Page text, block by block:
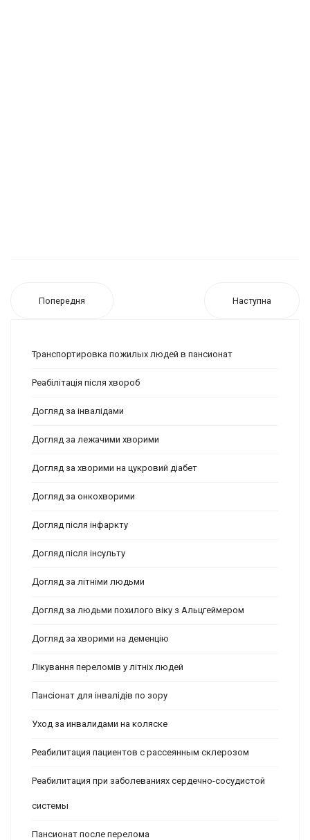
Попередня Наступна
Транспортировка пожилых людей в пансионат
Реабілітація після хвороб
Догляд за інвалідами
Догляд за лежачими хворими
Догляд за хворими на цукровий діабет
Догляд за онкохворими
Догляд після інфаркту
Догляд після інсульту
Догляд за літніми людьми
Догляд за людьми похилого віку з Альцгеймером
Догляд за хворими на деменцію
Лікування переломів у літніх людей
Пансіонат для інвалідів по зору
Уход за инвалидами на коляске
Реабилитация пациентов с рассеянным склерозом
Реабилитация при заболеваниях сердечно-сосудистой
системы
Пансионат после перелома